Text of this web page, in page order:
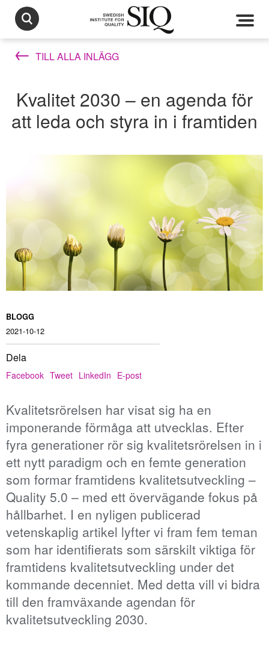
TILL ALLA INLÄGG
Kvalitet 2030 – en agenda för
att leda och styra in i framtiden
BLOGG
2021-10-12
Dela
Facebook Tweet LinkedIn E-post
Kvalitetsrörelsen har visat sig ha en
imponerande förmåga att utvecklas. Efter
fyra generationer rör sig kvalitetsrörelsen in i
ett nytt paradigm och en femte generation
som formar framtidens kvalitetsutveckling –
Quality 5.0 – med ett övervägande fokus på
hållbarhet. I en nyligen publicerad
vetenskaplig artikel lyfter vi fram fem teman
som har identifierats som särskilt viktiga för
framtidens kvalitetsutveckling under det
kommande decenniet. Med detta vill vi bidra
till den framväxande agendan för
kvalitetsutveckling 2030.